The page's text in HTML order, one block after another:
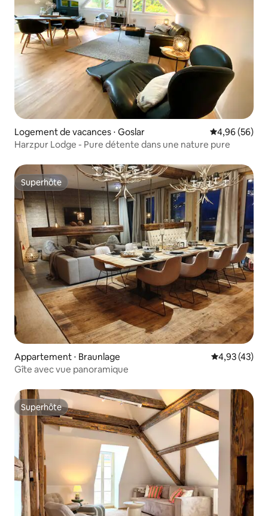
Logement de vacances ⋅ Goslar Évaluation
4,96 (56)
Harzpur Lodge - Pure détente dans une nature pure
Superhôte
Superhôte
Appartement ⋅ Braunlage Évaluation
4,93 (43)
Gîte avec vue panoramique
Superhôte
Superhôte